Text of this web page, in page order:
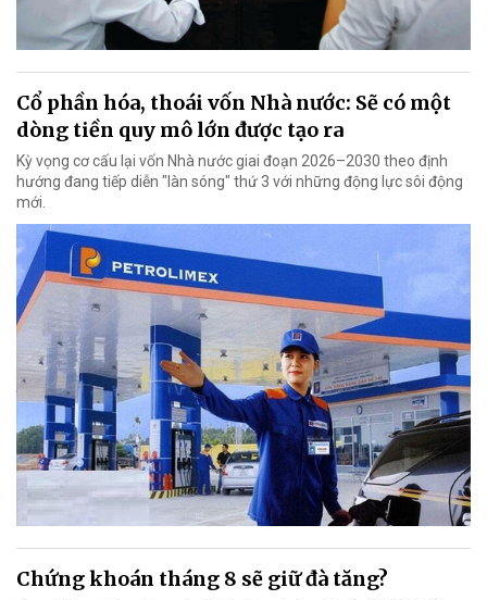
Cổ phần hóa, thoái vốn Nhà nước: Sẽ có một
dòng tiền quy mô lớn được tạo ra
Kỳ vọng cơ cấu lại vốn Nhà nước giai đoạn 2026–2030 theo định
hướng đang tiếp diễn "làn sóng" thứ 3 với những động lực sôi động
mới.
Chứng khoán tháng 8 sẽ giữ đà tăng?